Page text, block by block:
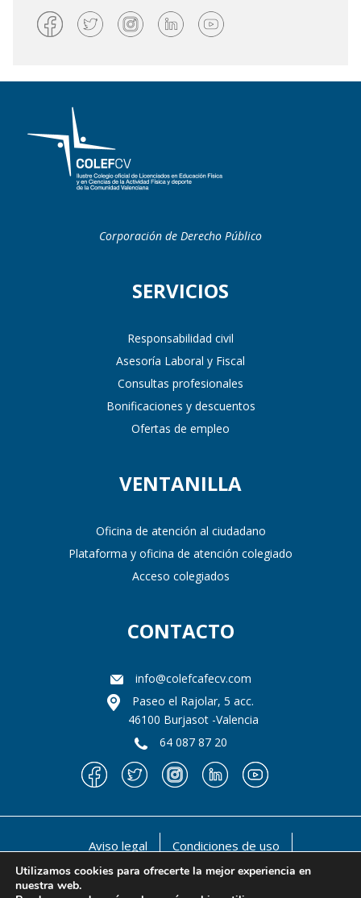
Corporación de Derecho Público
SERVICIOS
Responsabilidad civil
Asesoría Laboral y Fiscal
Consultas profesionales
Bonificaciones y descuentos
Ofertas de empleo
VENTANILLA
Oficina de atención al ciudadano
Plataforma y oficina de atención colegiado
Acceso colegiados
CONTACTO
info@colefcafecv.com
Paseo el Rajolar, 5 acc.
46100 Burjasot -Valencia
64 087 87 20
Aviso legal
Condiciones de uso
Política de privacidad
Política de cookies
@ 1990-2021 Il llustre Colegio oficial de Licenciados
Utilizamos cookies para ofrecerte la mejor experiencia en
nuestra web.